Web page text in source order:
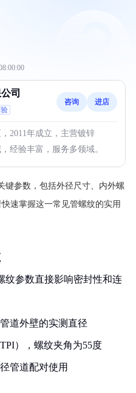
司
咨询 进店
2011年成立，主营镀锌
经验丰富，服务多领域。
键参数，包括外径尺寸、内外螺
速掌握这一常见管螺纹的实用
纹参数直接影响密封性和连
道外壁的实测直径
），螺纹夹角为55度
管道配对使用